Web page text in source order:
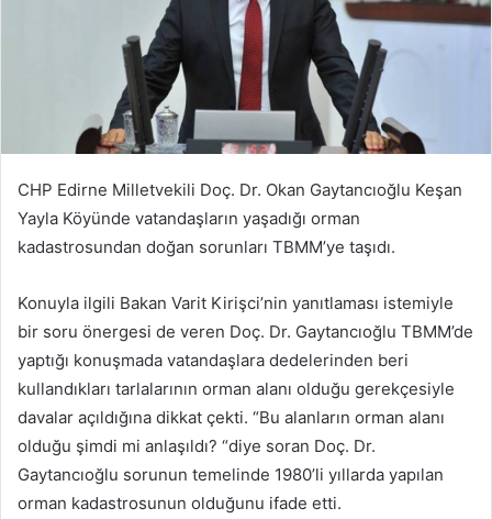
CHP Edirne Milletvekili Doç. Dr. Okan Gaytancıoğlu Keşan
Yayla Köyünde vatandaşların yaşadığı orman
kadastrosundan doğan sorunları TBMM’ye taşıdı.
Konuyla ilgili Bakan Varit Kirişci’nin yanıtlaması istemiyle
bir soru önergesi de veren Doç. Dr. Gaytancıoğlu TBMM’de
yaptığı konuşmada vatandaşlara dedelerinden beri
kullandıkları tarlalarının orman alanı olduğu gerekçesiyle
davalar açıldığına dikkat çekti. “Bu alanların orman alanı
olduğu şimdi mi anlaşıldı? “diye soran Doç. Dr.
Gaytancıoğlu sorunun temelinde 1980’li yıllarda yapılan
orman kadastrosunun olduğunu ifade etti.